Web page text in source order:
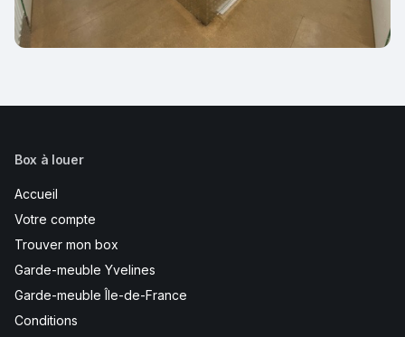
Box à louer
Accueil
Votre compte
Trouver mon box
Garde-meuble Yvelines
Garde-meuble Île-de-France
Conditions